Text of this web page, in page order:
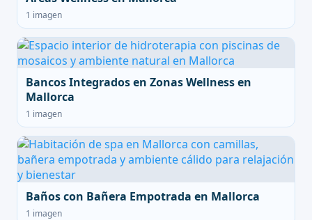
1 imagen
Bancos Integrados en Zonas Wellness en
Mallorca
1 imagen
Baños con Bañera Empotrada en Mallorca
1 imagen